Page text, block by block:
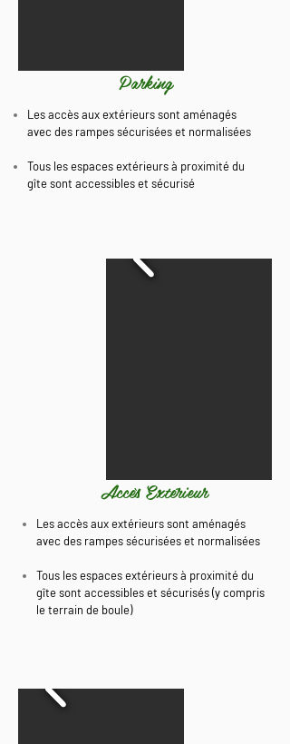
Parking
Les accès aux extérieurs sont aménagés
avec des rampes sécurisées et normalisées
Tous les espaces extérieurs à proximité du
gîte sont accessibles et sécurisé
Accès Extérieur
Les accès aux extérieurs sont aménagés
avec des rampes sécurisées et normalisées
Tous les espaces extérieurs à proximité du
gîte sont accessibles et sécurisés (y compris
le terrain de boule)